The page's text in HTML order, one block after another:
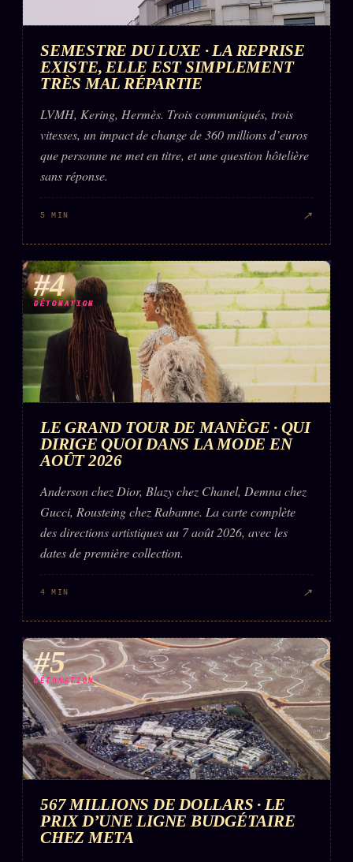
SEMESTRE DU LUXE · LA REPRISE
EXISTE, ELLE EST SIMPLEMENT
TRÈS MAL RÉPARTIE
LVMH, Kering, Hermès. Trois communiqués, trois
vitesses, un impact de change de 360 millions d’euros
que personne ne met en titre, et une question hôtelière
sans réponse.
5 MIN ↗
#4
DÉTONATION
LE GRAND TOUR DE MANÈGE · QUI
DIRIGE QUOI DANS LA MODE EN
AOÛT 2026
Anderson chez Dior, Blazy chez Chanel, Demna chez
Gucci, Rousteing chez Rabanne. La carte complète
des directions artistiques au 7 août 2026, avec les
dates de première collection.
4 MIN ↗
#5
DÉTONATION
567 MILLIONS DE DOLLARS · LE
PRIX D’UNE LIGNE BUDGÉTAIRE
CHEZ META